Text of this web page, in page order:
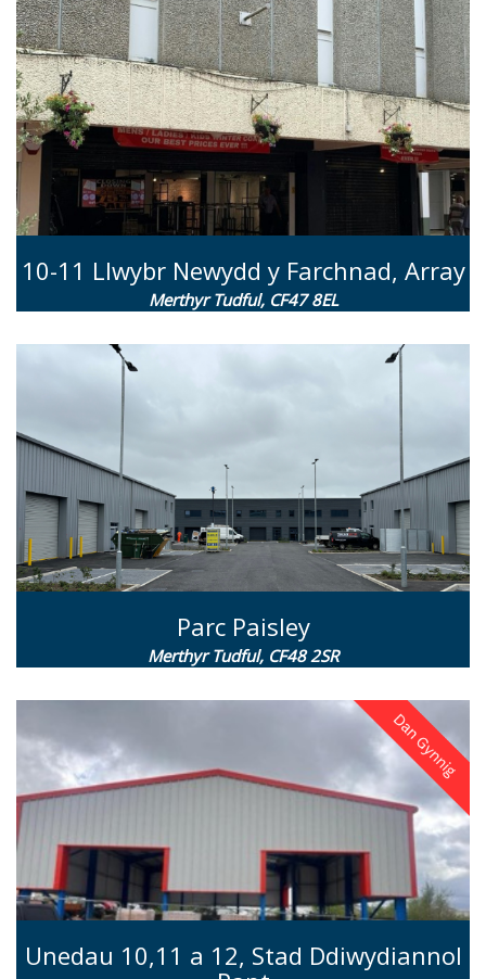
10-11 Llwybr Newydd y Farchnad, Array
Merthyr Tudful, CF47 8EL
Parc Paisley
Merthyr Tudful, CF48 2SR
Unedau 10,11 a 12, Stad Ddiwydiannol